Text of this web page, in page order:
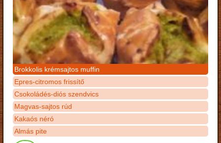
Brokkolis krémsajtos muffin
Epres-citromos frissítő
Csokoládés-diós szendvics
Magvas-sajtos rúd
Kakaós néró
Almás pite